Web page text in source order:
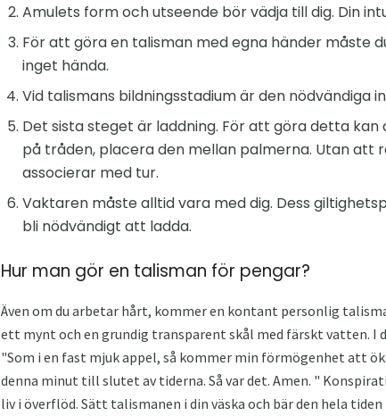
Amulets form och utseende bör vädja till dig. Din
För att göra en talisman med egna händer måste
inget hända.
Vid talismans bildningsstadium är den nödvändiga
Det sista steget är laddning. För att göra detta
på tråden, placera den mellan palmerna. Utan att
associerar med tur.
Vaktaren måste alltid vara med dig. Dess
bli nödvändigt att ladda.
Hur man gör en talisman för pengar?
Även om du arbetar hårt, kommer en kontant personlig
ett mynt och en grundig transparent skål med färskt vatten. I
"Som i en fast mjuk appel, så kommer min förmögenhet att
denna minut till slutet av tiderna. Så var det. Amen. "
liv i överflöd. Sätt talismanen i din väska och bär den hela tiden